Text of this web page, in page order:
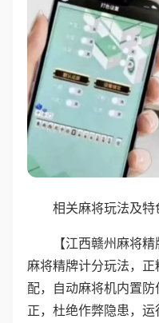
相关麻将玩法及特
【江西赣州麻将
麻将精牌计分玩法，
配，自动麻将机内置
正，杜绝作弊隐患，